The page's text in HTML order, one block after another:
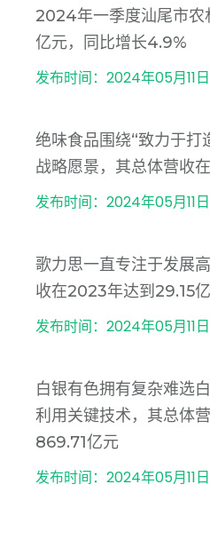
2024年一季度汕尾市
亿元，同比增长4.9%
发布时间：2024年05月11日
绝味食品围绕“致力于打
战略愿景，其总体营收
发布时间：2024年05月11日
歌力思一直专注于发展
收在2023年达到29.15
发布时间：2024年05月11日
白银有色拥有复杂难选
利用关键技术，其总体
869.71亿元
发布时间：2024年05月11日